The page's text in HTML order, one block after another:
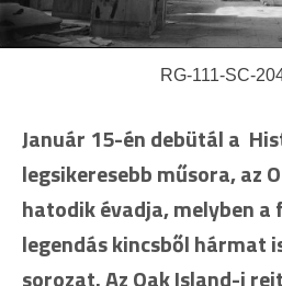
RG-111-SC-
Január 15-én debütál a
legsikeresebb műsora, az
hatodik évadja, melyben
legendás kincsből hármat
sorozat. Az Oak Island-i